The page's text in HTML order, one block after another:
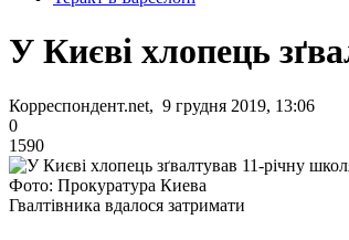
У Києві хлопець
Корреспондент.net, 9 грудня 2019, 13:06
0
1590
Фото: Прокуратура Киева
Гвалтівника вдалося затримати